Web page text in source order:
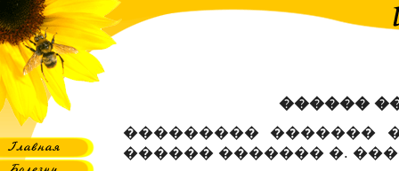
������
��������� �������
������ ������� �.